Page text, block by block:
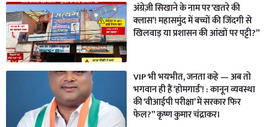
अंग्रेज़ी सिखाने के नाम पर ‘खतरे की
क्लास’! महासमुंद में बच्चों की जिंदगी से
खिलवाड़ या प्रशासन की आंखों पर पट्टी?”
VIP भी भयभीत, जनता कहे — अब तो
भगवान ही हैं ‘होमगार्ड’! : कानून व्यवस्था
की ‘वीआईपी परीक्षा’ में सरकार फिर
फेल?” कृष्ण कुमार चंद्राकर।